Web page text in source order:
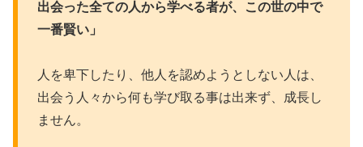
出会った全ての人から学べる者が、この世の中で
一番賢い」
人を卑下したり、他人を認めようとしない人は、
出会う人々から何も学び取る事は出来ず、成長し
ません。